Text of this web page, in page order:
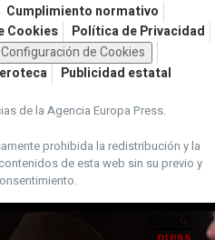
Cumplimiento normativo
Cookies
Política de Privacidad
Configuración de Cookies
Publicidad estatal
de la Agencia Europa Press.
prohibida la redistribución y la
de esta web sin su previo y